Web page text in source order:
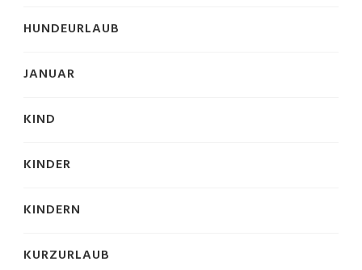
HUNDEURLAUB
JANUAR
KIND
KINDER
KINDERN
KURZURLAUB